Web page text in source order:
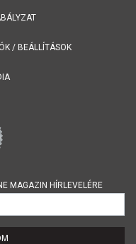
/ BEÁLLÍTÁSOK
MAGAZIN HÍRLEVELÉRE